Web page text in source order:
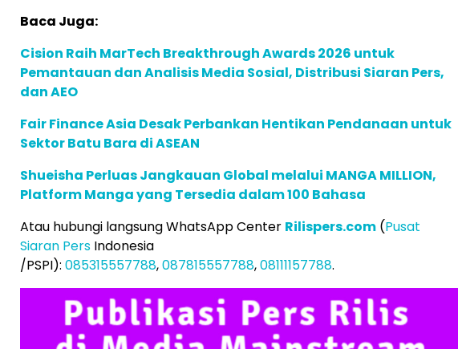
Baca Juga:
Cision Raih MarTech Breakthrough Awards 2026 untuk
Pemantauan dan Analisis Media Sosial, Distribusi Siaran Pers,
dan AEO
Fair Finance Asia Desak Perbankan Hentikan Pendanaan untuk
Sektor Batu Bara di ASEAN
Shueisha Perluas Jangkauan Global melalui MANGA MILLION,
Platform Manga yang Tersedia dalam 100 Bahasa
Atau hubungi langsung WhatsApp Center Rilispers.com (Pusat
Siaran Pers Indonesia
/PSPI): 085315557788,087815557788,08111157788.